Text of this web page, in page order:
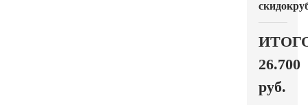
скидок
26.700
руб.